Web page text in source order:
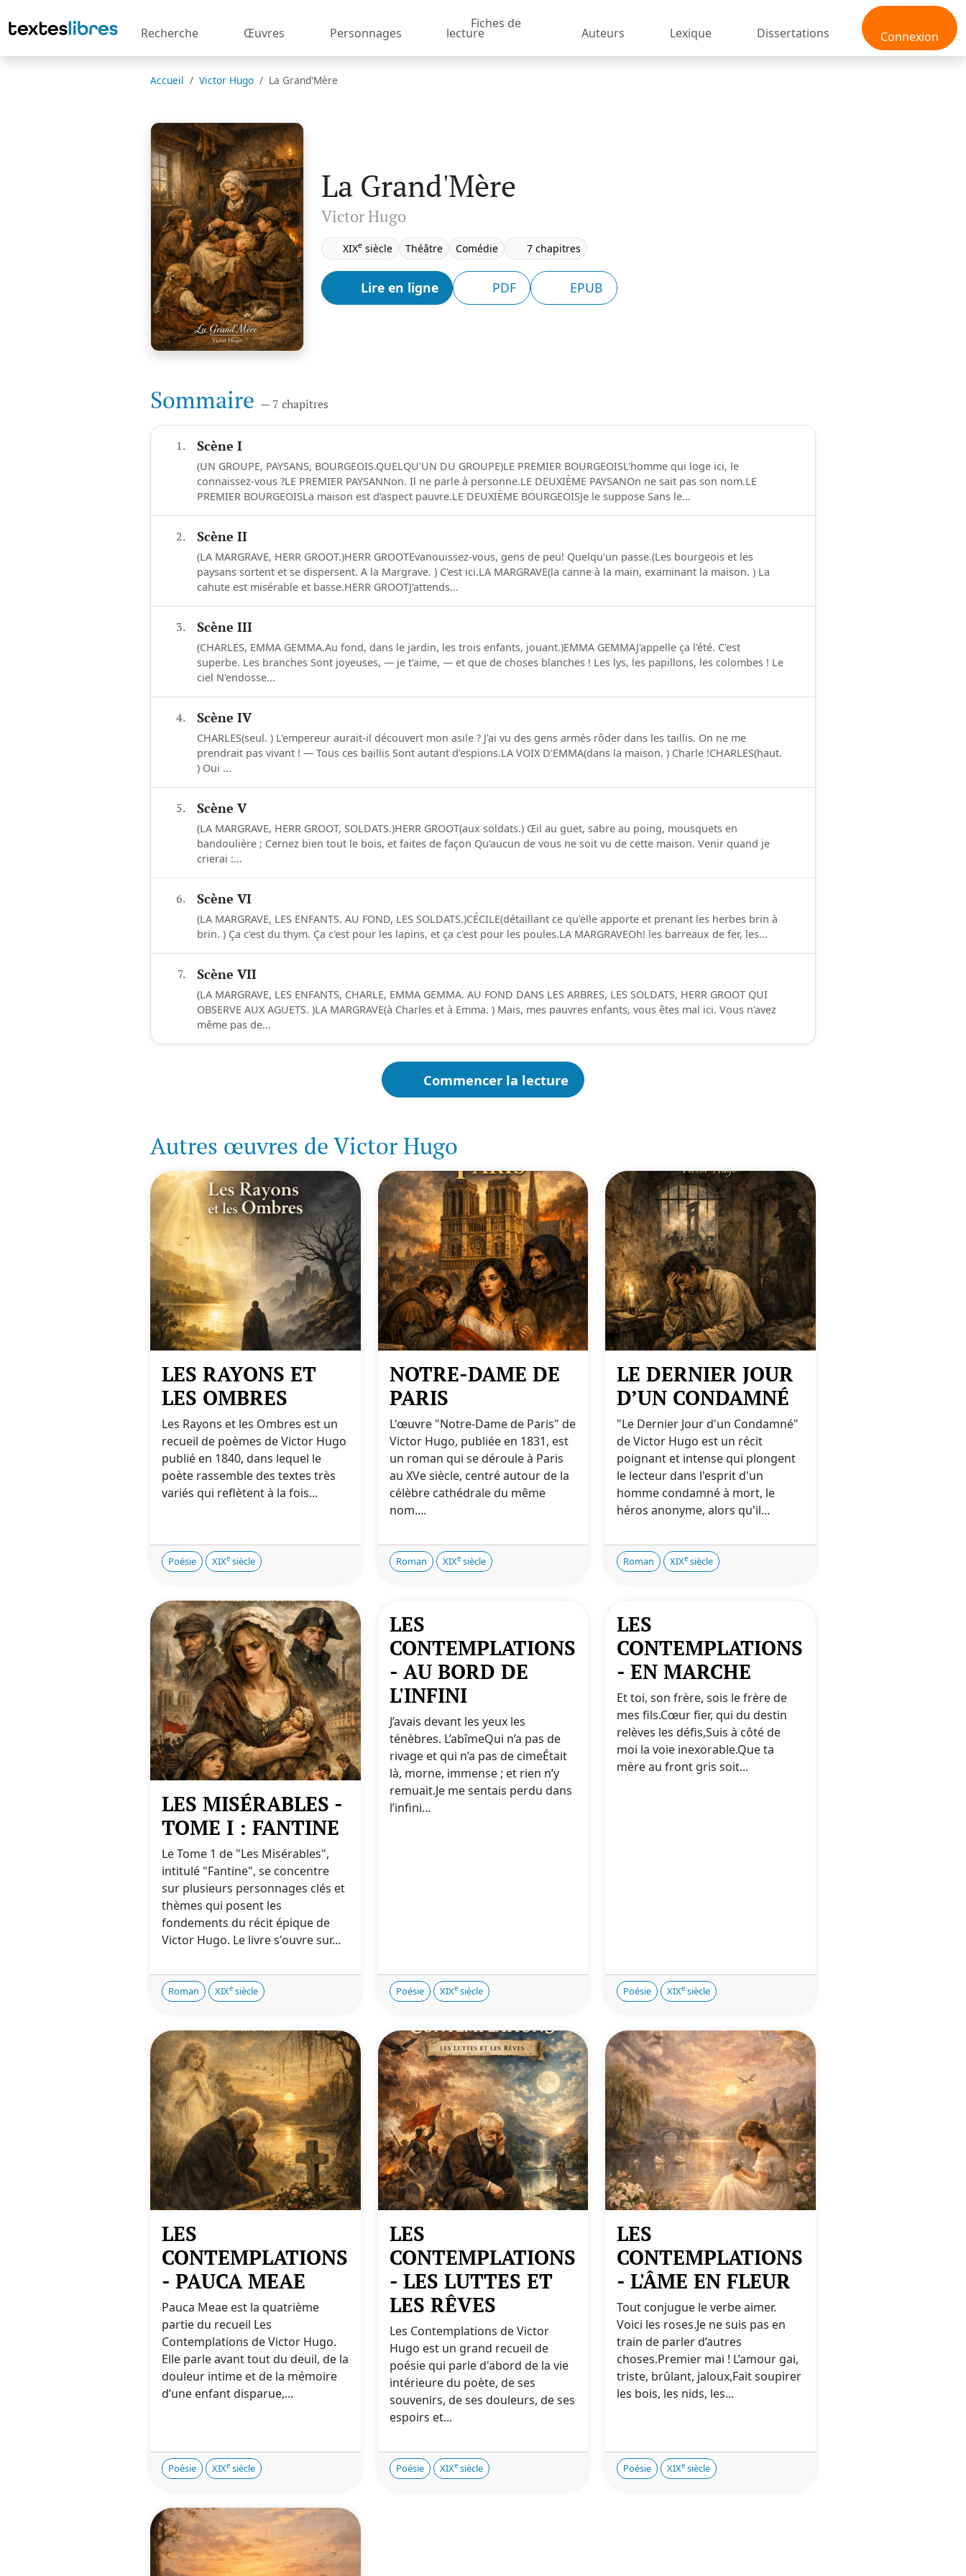
Connexion
Recherche Œuvres Personnages
Fiches de
lecture Auteurs Lexique Dissertations
Accueil Victor Hugo La Grand'Mère
La Grand'Mère
Victor Hugo
XIXe siècle Théâtre Comédie 7 chapitres
Lire en ligne PDF EPUB
Sommaire — 7 chapitres
1. Scène I
(UN GROUPE, PAYSANS, BOURGEOIS.QUELQU'UN DU GROUPE)LE PREMIER BOURGEOISL'homme qui loge ici, le
connaissez-vous ?LE PREMIER PAYSANNon. Il ne parle à personne.LE DEUXIÈME PAYSANOn ne sait pas son nom.LE
PREMIER BOURGEOISLa maison est d'aspect pauvre.LE DEUXIÈME BOURGEOISJe le suppose Sans le...
2. Scène II
(LA MARGRAVE, HERR GROOT.)HERR GROOTEvanouissez-vous, gens de peu! Quelqu'un passe.(Les bourgeois et les
paysans sortent et se dispersent. A la Margrave. ) C'est ici.LA MARGRAVE(la canne à la main, examinant la maison. ) La
cahute est misérable et basse.HERR GROOTJ'attends...
3. Scène III
(CHARLES, EMMA GEMMA.Au fond, dans le jardin, les trois enfants, jouant.)EMMA GEMMAJ'appelle ça l'été. C'est
superbe. Les branches Sont joyeuses, — je t'aime, — et que de choses blanches ! Les lys, les papillons, les colombes ! Le
ciel N'endosse...
4. Scène IV
CHARLES(seul. ) L'empereur aurait-il découvert mon asile ? J'ai vu des gens armés rôder dans les taillis. On ne me
prendrait pas vivant ! — Tous ces baillis Sont autant d'espions.LA VOIX D'EMMA(dans la maison. ) Charle !CHARLES(haut.
) Oui ...
5. Scène V
(LA MARGRAVE, HERR GROOT, SOLDATS.)HERR GROOT(aux soldats.) Œil au guet, sabre au poing, mousquets en
bandoulière ; Cernez bien tout le bois, et faites de façon Qu'aucun de vous ne soit vu de cette maison. Venir quand je
crierai :...
6. Scène VI
(LA MARGRAVE, LES ENFANTS. AU FOND, LES SOLDATS.)CÉCILE(détaillant ce qu'elle apporte et prenant les herbes brin à
brin. ) Ça c'est du thym. Ça c'est pour les lapins, et ça c'est pour les poules.LA MARGRAVEOh! les barreaux de fer, les...
7. Scène VII
(LA MARGRAVE, LES ENFANTS, CHARLE, EMMA GEMMA. AU FOND DANS LES ARBRES, LES SOLDATS, HERR GROOT QUI
OBSERVE AUX AGUETS. )LA MARGRAVE(à Charles et à Emma. ) Mais, mes pauvres enfants, vous êtes mal ici. Vous n'avez
même pas de...
Commencer la lecture
Autres œuvres de Victor Hugo
LES RAYONS ET
LES OMBRES
Les Rayons et les Ombres est un
recueil de poèmes de Victor Hugo
publié en 1840, dans lequel le
poète rassemble des textes très
variés qui reflètent à la fois...
Poésie XIXe siècle
NOTRE-DAME DE
PARIS
L'œuvre "Notre-Dame de Paris" de
Victor Hugo, publiée en 1831, est
un roman qui se déroule à Paris
au XVe siècle, centré autour de la
célèbre cathédrale du même
nom....
Roman XIXesiècle
LE DERNIER JOUR
D’UN CONDAMNÉ
"Le Dernier Jour d'un Condamné"
de Victor Hugo est un récit
poignant et intense qui plongent
le lecteur dans l'esprit d'un
homme condamné à mort, le
héros anonyme, alors qu'il...
Roman XIXe siècle
LES MISÉRABLES -
TOME I : FANTINE
Le Tome 1 de "Les Misérables",
intitulé "Fantine", se concentre
sur plusieurs personnages clés et
thèmes qui posent les
fondements du récit épique de
Victor Hugo. Le livre s'ouvre sur...
Roman XIXe siècle
LES
CONTEMPLATIONS
- AU BORD DE
L'INFINI
J’avais devant les yeux les
ténèbres. L’abîmeQui n’a pas de
rivage et qui n’a pas de cimeÉtait
là, morne, immense ; et rien n’y
remuait.Je me sentais perdu dans
l’infini...
Poésie XIXesiècle
LES
CONTEMPLATIONS
- EN MARCHE
Et toi, son frère, sois le frère de
mes fils.Cœur fier, qui du destin
relèves les défis,Suis à côté de
moi la voie inexorable.Que ta
mère au front gris soit...
Poésie XIXe siècle
LES
CONTEMPLATIONS
- PAUCA MEAE
Pauca Meae est la quatrième
partie du recueil Les
Contemplations de Victor Hugo.
Elle parle avant tout du deuil, de la
douleur intime et de la mémoire
d’une enfant disparue,...
Poésie XIXe siècle
LES
CONTEMPLATIONS
- LES LUTTES ET
LES RÊVES
Les Contemplations de Victor
Hugo est un grand recueil de
poésie qui parle d'abord de la vie
intérieure du poète, de ses
souvenirs, de ses douleurs, de ses
espoirs et...
Poésie XIXesiècle
LES
CONTEMPLATIONS
- L'ÂME EN FLEUR
Tout conjugue le verbe aimer.
Voici les roses.Je ne suis pas en
train de parler d’autres
choses.Premier mai ! L’amour gai,
triste, brûlant, jaloux,Fait soupirer
les bois, les nids, les...
Poésie XIXe siècle